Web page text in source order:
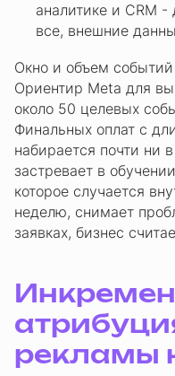
аналитике и CRM
все, внешние
Окно и объем
Ориентир Meta для
около 50 целевых
Финальных оплат с
набирается почти ни
застревает в
которое случается
неделю, снимает
заявках, бизнес
рекламы